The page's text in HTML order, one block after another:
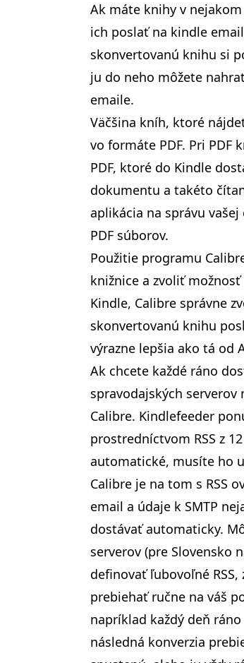
Ak máte knihy v
ich poslať na kindle
skonvertovanú knihu si
ju do neho môžete
emaile.
Väčšina kníh, ktoré
vo formáte PDF. Pri PDF
PDF, ktoré do Kindle
dokumentu a takéto
aplikácia na správu
PDF súborov.
Použitie programu
knižnice a zvoliť
Kindle, Calibre správne
skonvertovanú knihu
výrazne lepšia ako tá od
Ak chcete každé ráno
spravodajských serverov
Calibre. Kindlefeeder
prostredníctvom RSS z
automatické, musíte ho
Calibre je na tom s RSS
email a údaje k SMTP
dostávať automaticky.
serverov (pre Slovensko
definovať ľubovoľné
prebiehať ručne na váš
napríklad každý deň ráno
následná konverzia